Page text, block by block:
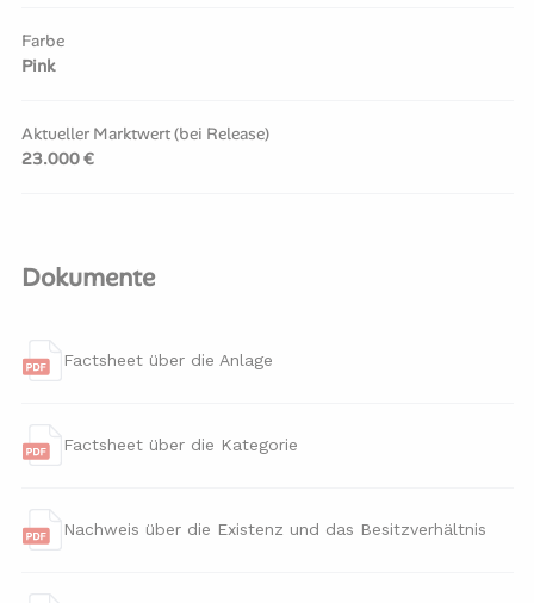
Farbe
Pink
Aktueller Marktwert (bei Release)
23.000 €
Dokumente
Factsheet über die Anlage
Factsheet über die Kategorie
Nachweis über die Existenz und das Besitzverhältnis